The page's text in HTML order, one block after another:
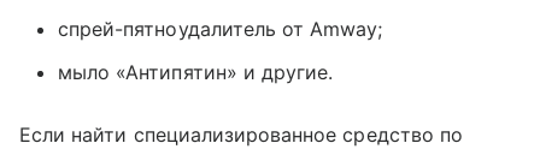
спрей-пятноудалитель от Amway;
мыло «Антипятин» и другие.
Если найти специализированное средство по